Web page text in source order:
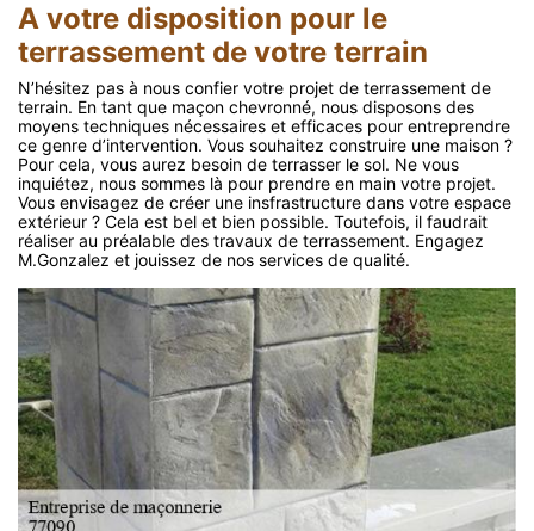
A votre disposition pour le
terrassement de votre terrain
N’hésitez pas à nous confier votre projet de terrassement de
terrain. En tant que maçon chevronné, nous disposons des
moyens techniques nécessaires et efficaces pour entreprendre
ce genre d’intervention. Vous souhaitez construire une maison ?
Pour cela, vous aurez besoin de terrasser le sol. Ne vous
inquiétez, nous sommes là pour prendre en main votre projet.
Vous envisagez de créer une insfrastructure dans votre espace
extérieur ? Cela est bel et bien possible. Toutefois, il faudrait
réaliser au préalable des travaux de terrassement. Engagez
M.Gonzalez et jouissez de nos services de qualité.